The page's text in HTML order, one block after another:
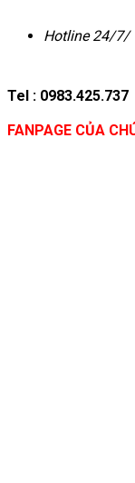
Hotline 24/7/
Tel : 0983.425.737
FANPAGE CỦA